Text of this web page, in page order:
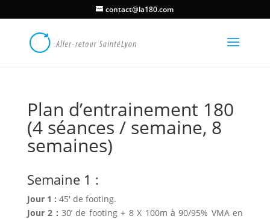
contact@la180.com
Plan d’entrainement 180
(4 séances / semaine, 8
semaines)
Semaine 1 :
Jour 1 : 45′ de footing.
Jour 2 : 30’ de footing + 8 X 100m à 90/95% VMA en